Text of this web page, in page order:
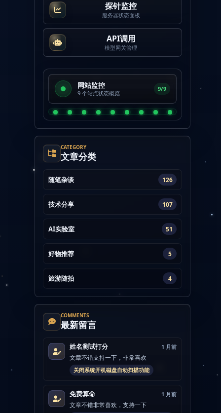
探针监控
服务器状态面板
API调用
模型网关管理
网站监控
9 个站点状态概览
9/9
CATEGORY
文章分类
随笔杂谈 126
技术分享 107
AI实验室 51
好物推荐 5
旅游随拍 4
COMMENTS
最新留言
姓名测试打分 1 月前
文章不错支持一下，非常喜欢
关闭系统开机磁盘自动扫描功能
免费算命 1 月前
文章不错非常喜欢，支持一下